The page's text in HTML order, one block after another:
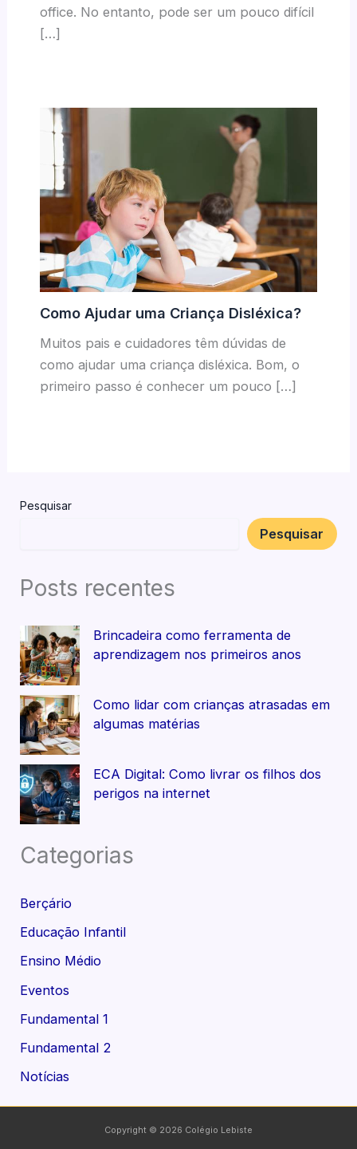
office. No entanto, pode ser um pouco difícil
[…]
Como Ajudar uma Criança Disléxica?
Muitos pais e cuidadores têm dúvidas de
como ajudar uma criança disléxica. Bom, o
primeiro passo é conhecer um pouco […]
Pesquisar
Pesquisar
Posts recentes
Brincadeira como ferramenta de
aprendizagem nos primeiros anos
Como lidar com crianças atrasadas em
algumas matérias
ECA Digital: Como livrar os filhos dos
perigos na internet
Categorias
Berçário
Educação Infantil
Ensino Médio
Eventos
Fundamental 1
Fundamental 2
Notícias
Copyright © 2026 Colégio Lebiste